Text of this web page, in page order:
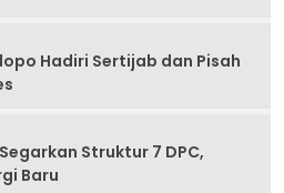
Hadiri Sertijab dan Pisah
Struktur 7 DPC,
Baru